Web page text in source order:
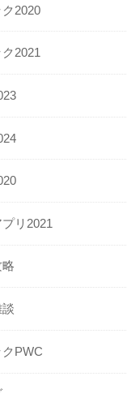
2020
2021
リ2021
PWC